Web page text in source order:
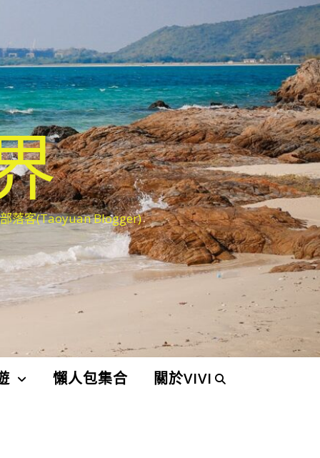
落客(Taoyuan Blogger)
懶人包集合 關於VIVI